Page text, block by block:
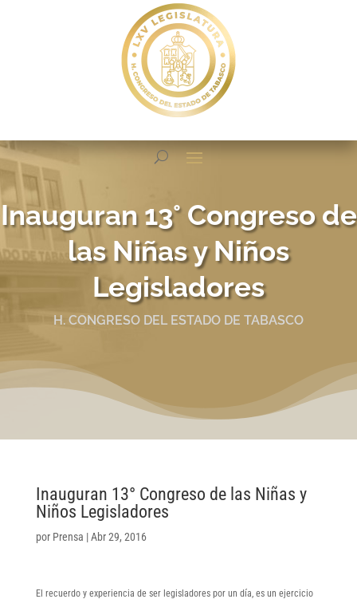
Inauguran 13° Congreso de
las Niñas y Niños
Legisladores
H. CONGRESO DEL ESTADO DE TABASCO
Inauguran 13° Congreso de las Niñas y
Niños Legisladores
por Prensa |Abr 29, 2016
El recuerdo y experiencia de ser legisladores por un día, es un ejercicio